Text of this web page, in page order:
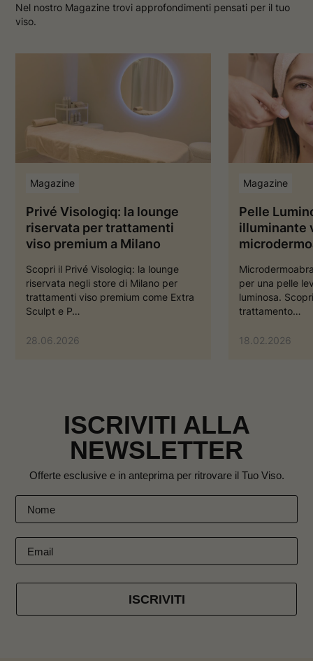
Nel nostro Magazine trovi approfondimenti pensati per il tuo
viso.
Magazine
Privé Visologiq: la lounge
riservata per trattamenti
viso premium a Milano
Scopri il Privé Visologiq: la lounge
riservata negli store di Milano per
trattamenti viso premium come Extra
Sculpt e P…
28.06.2026
Magazine
Pelle
illuminante
per una pelle
luminosa.
trattamento…
18.02.2026
ISCRIVITI ALLA
NEWSLETTER
Offerte esclusive e in anteprima per ritrovare il Tuo Viso.
ISCRIVITI